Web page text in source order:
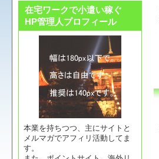
在宅ワークで小遣い稼ぐ
HP管理人プロフィール
本業を持ちつつ、主にサイトと
メルマガでアフィリ活動してま
す。